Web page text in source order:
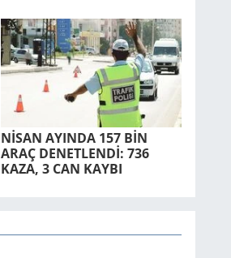
NİSAN AYIN­DA 157 BİN
ARAÇ DE­NET­LENDİ: 736
KAZA, 3 CAN KAYBI